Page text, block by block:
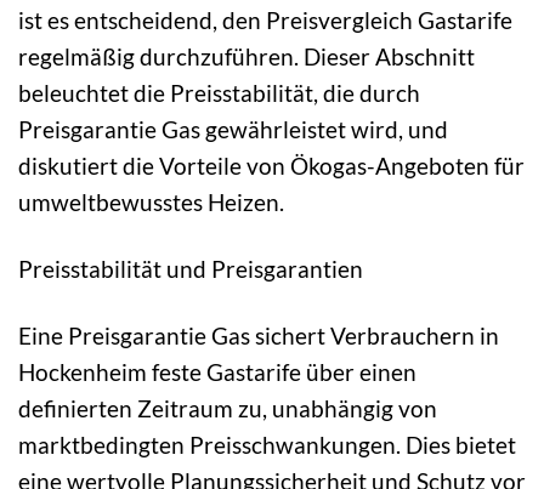
ist es entscheidend, den Preisvergleich Gastarife
regelmäßig durchzuführen. Dieser Abschnitt
beleuchtet die Preisstabilität, die durch
Preisgarantie Gas gewährleistet wird, und
diskutiert die Vorteile von Ökogas-Angeboten für
umweltbewusstes Heizen.
Preisstabilität und Preisgarantien
Eine Preisgarantie Gas sichert Verbrauchern in
Hockenheim feste Gastarife über einen
definierten Zeitraum zu, unabhängig von
marktbedingten Preisschwankungen. Dies bietet
eine wertvolle Planungssicherheit und Schutz vor